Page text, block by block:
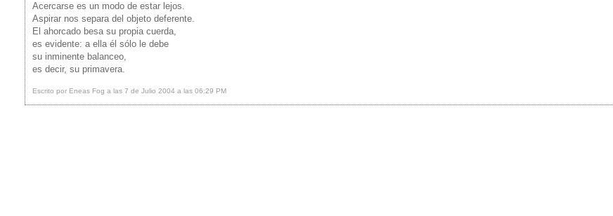
Acercarse es un modo de estar lejos.
Aspirar nos separa del objeto deferente.
El ahorcado besa su propia cuerda,
es evidente: a ella él sólo le debe
su inminente balanceo,
es decir, su primavera.
Escrito por Eneas Fog a las 7 de Julio 2004 a las 06:29 PM